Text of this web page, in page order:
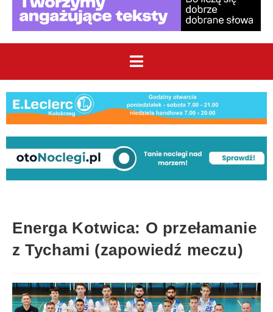
Energa Kotwica: O przełamanie
z Tychami (zapowiedź meczu)